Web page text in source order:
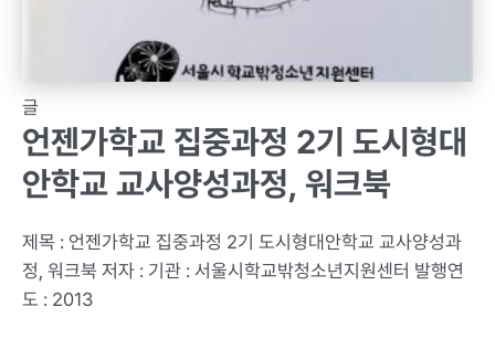
글
언젠가학교 집중과정 2기 도시형대
안학교 교사양성과정, 워크북
제목 : 언젠가학교 집중과정 2기 도시형대안학교 교사양성과
정, 워크북 저자 : 기관 : 서울시학교밖청소년지원센터 발행연
도 : 2013